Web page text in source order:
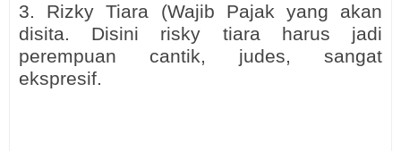
3. Rizky Tiara (Wajib Pajak yang akan
disita. Disini risky tiara harus jadi
perempuan cantik, judes, sangat
ekspresif.